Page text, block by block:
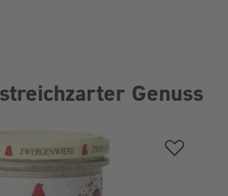
Genuss